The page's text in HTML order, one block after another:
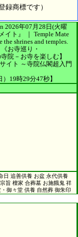
録商標です）
2026年07月28日(火曜
イト』 ｜ Temple Mate
the shrines and temples.
《お寺巡り・
寺院－お寺を楽しむ】
イト ～寺院仏閣超入門
19時29分47秒】
日 追善供養 お盆 永代供養
旨 檀家 合葬墓 お施餓鬼 祥
御々堂 供養 自然葬 御朱印